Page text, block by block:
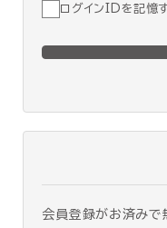
ログインIDを記憶
会員登録がお済みで